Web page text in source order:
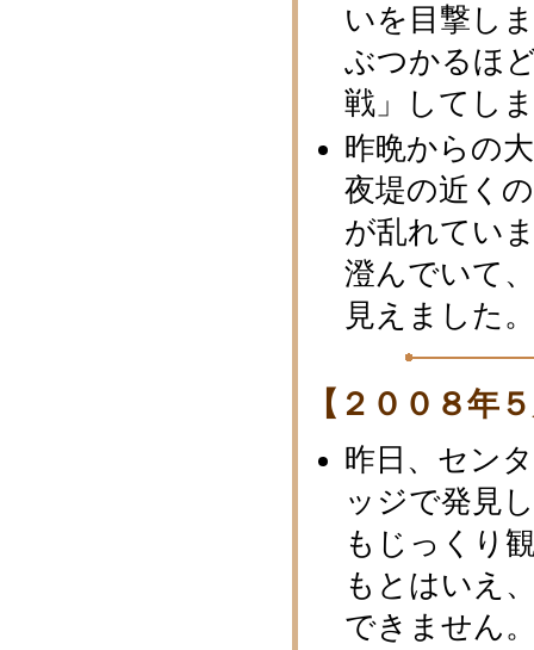
いを目撃し
ぶつかるほ
戦」してし
昨晩からの
夜堤の近く
が乱れてい
澄んでいて
見えました
【２００８年
昨日、セン
ッジで発見
もじっくり
もとはいえ
できません